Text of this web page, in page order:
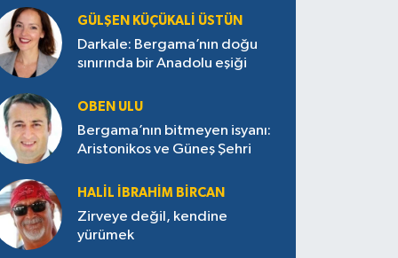
GÜLŞEN KÜÇÜKALI ÜSTÜN
Darkale: Bergama’nın doğu
sınırında bir Anadolu eşiği
OBEN ULU
Bergama’nın bitmeyen isyanı:
Aristonikos ve Güneş Şehri
HALIL İBRAHIM BIRCAN
Zirveye değil, kendine
yürümek